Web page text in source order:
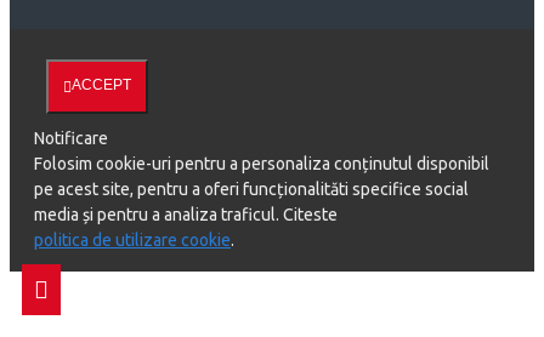
ACCEPT
Notificare
Folosim cookie-uri pentru a personaliza conținutul disponibil
pe acest site, pentru a oferi funcționalităti specifice social
media și pentru a analiza traficul. Citeste
politica de utilizare cookie.